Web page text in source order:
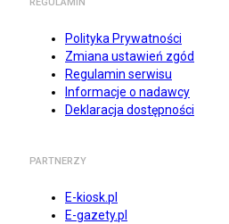
Polityka Prywatności
Zmiana ustawień zgód
Regulamin serwisu
Informacje o nadawcy
Deklaracja dostępności
PARTNERZY
E-kiosk.pl
E-gazety.pl